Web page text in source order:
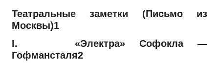
Театральные заметки (Письмо из
Москвы)1
I. «Электра» Софокла —
Гофмансталя2